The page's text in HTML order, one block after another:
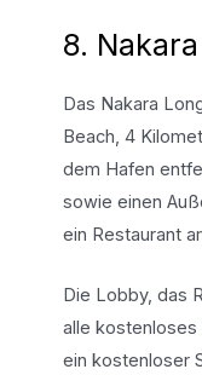
8.
Das Nakara
Beach, 4
dem Hafen
sowie einen
ein Restaurant
Die Lobby, das
alle kostenloses
ein kostenloser